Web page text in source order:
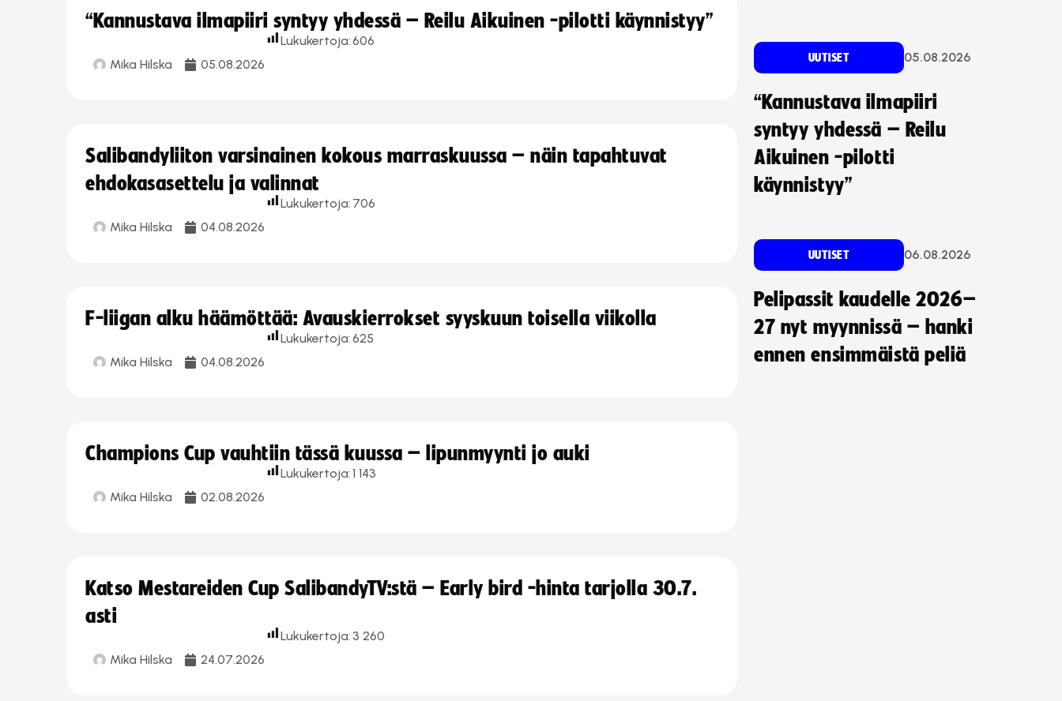
“Kannustava ilmapiiri syntyy yhdessä – Reilu Aikuinen -pilotti käynnistyy”
Mika Hilska 05.08.2026
Lukukertoja:606
Salibandyliiton varsinainen kokous marraskuussa – näin tapahtuvat
ehdokasasettelu ja valinnat
Mika Hilska 04.08.2026
Lukukertoja: 706
F-liigan alku häämöttää: Avauskierrokset syyskuun toisella viikolla
Mika Hilska 04.08.2026
Lukukertoja:625
Champions Cup vauhtiin tässä kuussa – lipunmyynti jo auki
Mika Hilska 02.08.2026
Lukukertoja:1 143
Katso Mestareiden Cup SalibandyTV:stä – Early bird -hinta tarjolla 30.7.
asti
Mika Hilska 24.07.2026
Lukukertoja: 3 260
UUTISET 05.08.2026
“Kannustava ilmapiiri
syntyy yhdessä – Reilu
Aikuinen -pilotti
käynnistyy”
UUTISET 06.08.2026
Pelipassit kaudelle 2026–
27 nyt myynnissä – hanki
ennen ensimmäistä peliä